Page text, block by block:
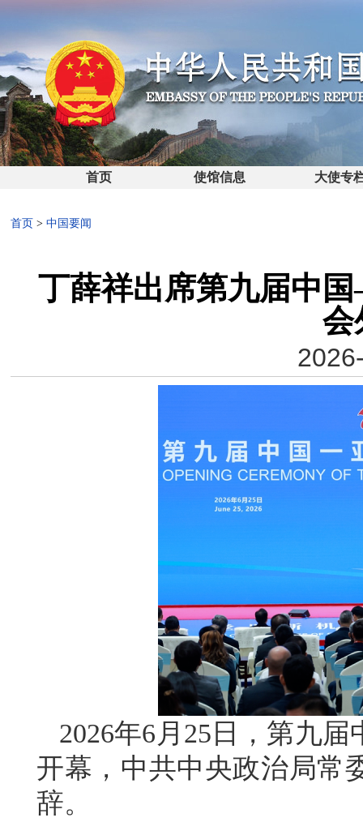
首页 使馆信息 大使专
首页 > 中国要闻
丁薛祥出席第九届中
会
2026年6月25日，第九
开幕，中共中央政治局常
辞。